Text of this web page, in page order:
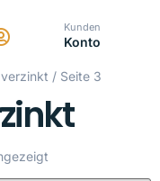
Kunden
Konto
/ Seite 3